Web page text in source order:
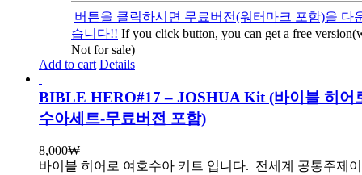
버튼을 클릭하시면 무료버전(워터마크 포함)을 다
습니다!! If you click button, you can get a free
Not for sale)
Add to cart Details
BIBLE HERO#17 – JOSHUA Kit (바이블 히어
수아세트-무료버전 포함)
8,000₩
바이블 히어로 여호수아 키트 입니다. 전세계 공통주제